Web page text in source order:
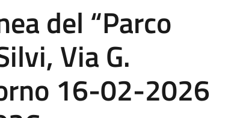
del “Parco
Via G.
16-02-2026